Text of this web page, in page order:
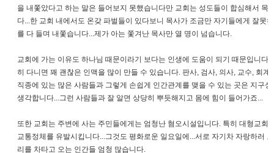
을 내쫓았다고 하는 말은 들어보지 못했습니다만 교회는 성도들이 합심해서 목
다...한 교회 내에서도 온갖 파벌들이 있다보니 목사가 조금만 자기들에게 잘못
를 다 들며 내쫓습니다...제가 아는 쫓겨난 목사만 열 명이 넘습니다.
교회에 가는 이유도 하나님 때문이라기 보다는 인생에 도움이 되기 때문입니다.
히 다니면 꽤 괜찮은 인맥을 많이 만들 수 있습니다. 판사, 검사, 의사, 교수, 회계
직종에 있는 많은 사람들과 그렇게 손쉽게 인간관계를 맺을 수 있는 곳은 지구
생각합니다...그런 사람들과 잘 알면 상당히 뿌듯해지고 몸에 힘이 들어가죠...
또한 교회는 주변에 사는 주민들에게는 엄청난 혐오시설입니다. 특히 대형교회
교통정체를 유발시킵니다...그것도 평화로운 일요일에...서로 자기차 자랑하러
리를 차타고 오는 인간들 엄청 많습니다.